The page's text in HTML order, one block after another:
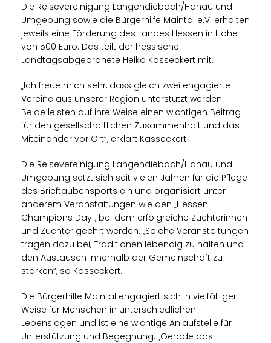
Die Reisevereinigung Langendiebach/Hanau und
Umgebung sowie die Bürgerhilfe Maintal e.V. erhalten
jeweils eine Förderung des Landes Hessen in Höhe
von 500 Euro. Das teilt der hessische
Landtagsabgeordnete Heiko Kasseckert mit.
Ich freue mich sehr, dass gleich zwei engagierte
Vereine aus unserer Region unterstützt werden.
Beide leisten auf ihre Weise einen wichtigen Beitrag
für den gesellschaftlichen Zusammenhalt und das
Miteinander vor Ort“, erklärt Kasseckert.
Die Reisevereinigung Langendiebach/Hanau und
Umgebung setzt sich seit vielen Jahren für die Pflege
des Brieftaubensports ein und organisiert unter
anderem Veranstaltungen wie den „Hessen
Champions Day“, bei dem erfolgreiche Züchterinnen
und Züchter geehrt werden. „Solche Veranstaltungen
tragen dazu bei, Traditionen lebendig zu halten und
den Austausch innerhalb der Gemeinschaft zu
stärken“, so Kasseckert.
Die Bürgerhilfe Maintal engagiert sich in vielfältiger
Weise für Menschen in unterschiedlichen
Lebenslagen und ist eine wichtige Anlaufstelle für
Unterstützung und Begegnung. „Gerade das